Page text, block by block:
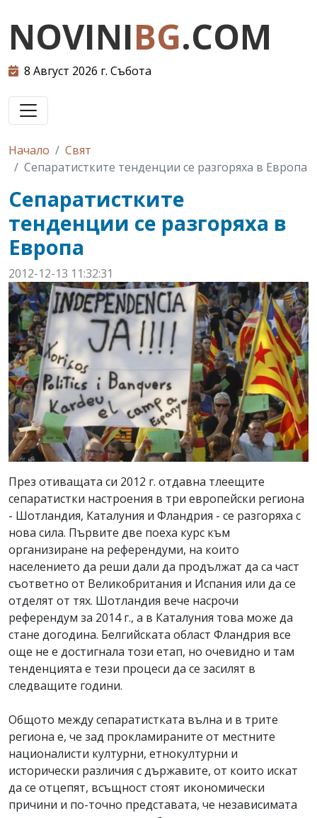
NOVINIBG.COM
8 Август 2026 г. Събота
Начало
Свят
Сепаратистките тенденции се разгоряха в Европа
Сепаратистките
тенденции се разгоряха в
Европа
2012-12-13 11:32:31
През отиващата си 2012 г. отдавна тлеещите
сепаратистки настроения в три европейски региона
- Шотландия, Каталуния и Фландрия - се разгоряха с
нова сила. Първите две поеха курс към
организиране на референдуми, на които
населението да реши дали да продължат да са част
съответно от Великобритания и Испания или да се
отделят от тях. Шотландия вече насрочи
референдум за 2014 г., а в Каталуния това може да
стане догодина. Белгийската област Фландрия все
още не е достигнала този етап, но очевидно и там
тенденцията е тези процеси да се засилят в
следващите години.
Общото между сепаратистката вълна и в трите
региона е, че зад прокламираните от местните
националисти културни, етнокултурни и
исторически различия с държавите, от които искат
да се отцепят, всъщност стоят икономически
причини и по-точно представата, че независимата